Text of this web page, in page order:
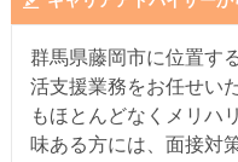
群馬県藤岡市に位置す
活支援業務をお任せい
もほとんどなくメリハ
味ある方には、面接対